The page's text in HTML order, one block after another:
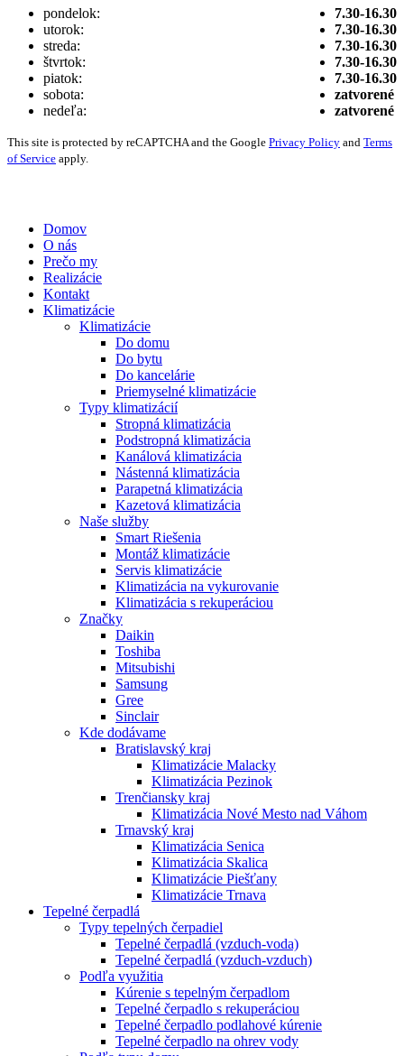
pondelok:
utorok:
streda:
štvrtok:
piatok:
sobota:
nedeľa:
7.30-16.30
7.30-16.30
7.30-16.30
7.30-16.30
7.30-16.30
zatvorené
zatvorené
This site is protected by reCAPTCHA and the Google Privacy Policy and Terms
of Service apply.
Domov
O nás
Prečo my
Realizácie
Kontakt
Klimatizácie
Klimatizácie
Do domu
Do bytu
Do kancelárie
Priemyselné klimatizácie
Typy klimatizácií
Stropná klimatizácia
Podstropná klimatizácia
Kanálová klimatizácia
Nástenná klimatizácia
Parapetná klimatizácia
Kazetová klimatizácia
Naše služby
Smart Riešenia
Montáž klimatizácie
Servis klimatizácie
Klimatizácia na vykurovanie
Klimatizácia s rekuperáciou
Značky
Daikin
Toshiba
Mitsubishi
Samsung
Gree
Sinclair
Kde dodávame
Bratislavský kraj
Klimatizácie Malacky
Klimatizácia Pezinok
Trenčiansky kraj
Klimatizácia Nové Mesto nad Váhom
Trnavský kraj
Klimatizácia Senica
Klimatizácia Skalica
Klimatizácie Piešťany
Klimatizácie Trnava
Tepelné čerpadlá
Typy tepelných čerpadiel
Tepelné čerpadlá (vzduch-voda)
Tepelné čerpadlá (vzduch-vzduch)
Podľa využitia
Kúrenie s tepelným čerpadlom
Tepelné čerpadlo s rekuperáciou
Tepelné čerpadlo podlahové kúrenie
Tepelné čerpadlo na ohrev vody